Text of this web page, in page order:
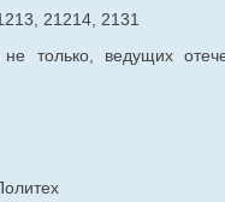
21214, 2131
только, ведущих